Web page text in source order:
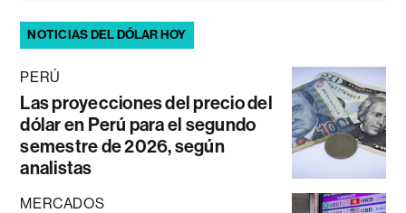
NOTICIAS DEL DÓLAR HOY
PERÚ
Las proyecciones del precio del
dólar en Perú para el segundo
semestre de 2026, según
analistas
MERCADOS